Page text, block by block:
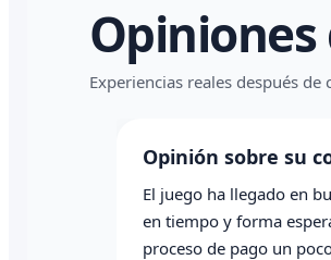
Experiencias reales después
“
en buenas condiciones y
La web y el
poco anticuado para mi
Todo
whatsapp